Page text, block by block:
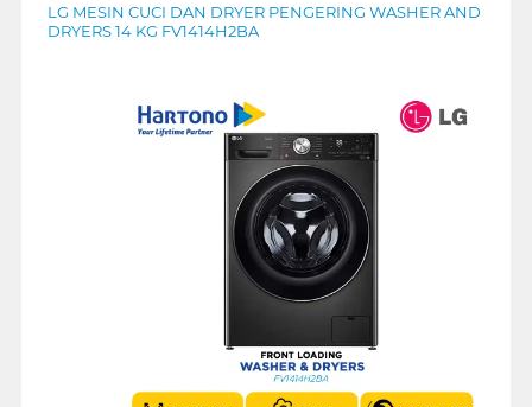
LG MESIN CUCI DAN DRYER PENGERING WASHER AND
DRYERS 14 KG FV1414H2BA